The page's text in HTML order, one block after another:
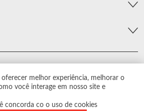
melhor experiência, melhorar o
você interage em nosso site e
concorda co o uso de cookies
Todos os direitos reservados.
parcial. Preços e estoque sujeito a alterações sem
aviso prévio.